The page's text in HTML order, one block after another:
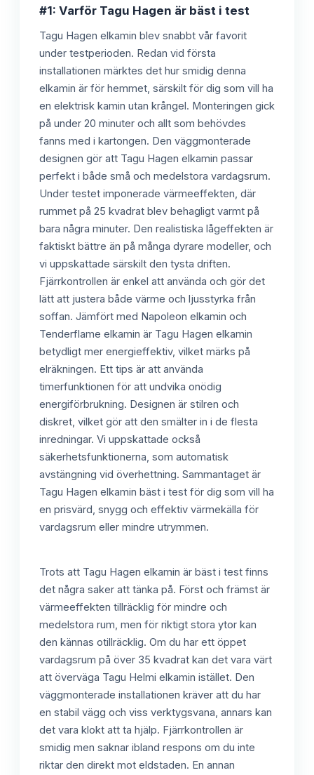
#1: Varför Tagu Hagen är bäst i test
Tagu Hagen elkamin blev snabbt vår favorit
under testperioden. Redan vid första
installationen märktes det hur smidig denna
elkamin är för hemmet, särskilt för dig som vill ha
en elektrisk kamin utan krångel. Monteringen gick
på under 20 minuter och allt som behövdes
fanns med i kartongen. Den väggmonterade
designen gör att Tagu Hagen elkamin passar
perfekt i både små och medelstora vardagsrum.
Under testet imponerade värmeeffekten, där
rummet på 25 kvadrat blev behagligt varmt på
bara några minuter. Den realistiska lågeffekten är
faktiskt bättre än på många dyrare modeller, och
vi uppskattade särskilt den tysta driften.
Fjärrkontrollen är enkel att använda och gör det
lätt att justera både värme och ljusstyrka från
soffan. Jämfört med Napoleon elkamin och
Tenderflame elkamin är Tagu Hagen elkamin
betydligt mer energieffektiv, vilket märks på
elräkningen. Ett tips är att använda
timerfunktionen för att undvika onödig
energiförbrukning. Designen är stilren och
diskret, vilket gör att den smälter in i de flesta
inredningar. Vi uppskattade också
säkerhetsfunktionerna, som automatisk
avstängning vid överhettning. Sammantaget är
Tagu Hagen elkamin bäst i test för dig som vill ha
en prisvärd, snygg och effektiv värmekälla för
vardagsrum eller mindre utrymmen.
Trots att Tagu Hagen elkamin är bäst i test finns
det några saker att tänka på. Först och främst är
värmeeffekten tillräcklig för mindre och
medelstora rum, men för riktigt stora ytor kan
den kännas otillräcklig. Om du har ett öppet
vardagsrum på över 35 kvadrat kan det vara värt
att överväga Tagu Helmi elkamin istället. Den
väggmonterade installationen kräver att du har
en stabil vägg och viss verktygsvana, annars kan
det vara klokt att ta hjälp. Fjärrkontrollen är
smidig men saknar ibland respons om du inte
riktar den direkt mot eldstaden. En annan